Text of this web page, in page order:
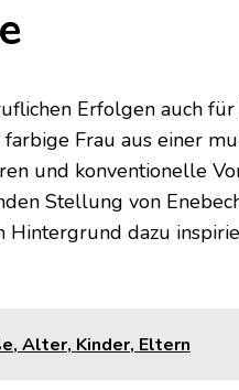
Erfolgen auch
farbige Frau aus einer
und konventionelle
Stellung von
dazu
Alter, Kinder, Eltern